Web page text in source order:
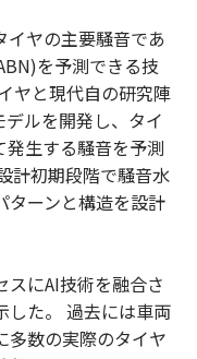
ヤの主要騒音であ
を予測できる技
ヤと現代自の研究陣
ルを開発し、タイ
発生する騒音を予測
計初期段階で騒音水
ターンと構造を設計
スにAI技術を融合さ
した。 過去には車両
多数の実際のタイヤ